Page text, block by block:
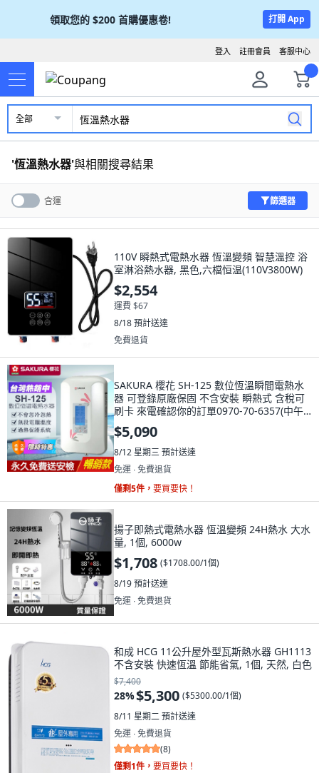
領取您的 $200 首購優惠卷! 打開 App
客服中心
註冊會員
登入
全部
'恆溫熱水器'與相關搜尋結果
含運 篩選器
110V 瞬熱式電熱水器 恆溫變頻 智慧溫控 浴
室淋浴熱水器, 黑色,六檔恒温(110V3800W)
$2,554
運費 $67
8/18預計送達
免費退貨
SAKURA 櫻花 SH-125 數位恆溫瞬間電熱水
器 可登錄原廠保固 不含安裝 瞬熱式 含稅可
刷卡 來電確認你的訂單0970-70-6357(中午
休息), SH-125[超商上限1台]
$5,090
8/12 星期三預計送達
免運 ∙ 免費退貨
僅剩5件， 要買要快！
揚子即熱式電熱水器 恆溫變頻 24H熱水 大水
量, 1個, 6000w
$1,708 ($1708.00/1個)
8/19預計送達
免運 ∙ 免費退貨
和成 HCG 11公升屋外型瓦斯熱水器 GH1113
不含安裝 快速恆溫 節能省氣, 1個, 天然, 白色
$7,400
28%$5,300 ($5300.00/1個)
8/11 星期二預計送達
免運 ∙ 免費退貨
(8)
僅剩1件， 要買要快！